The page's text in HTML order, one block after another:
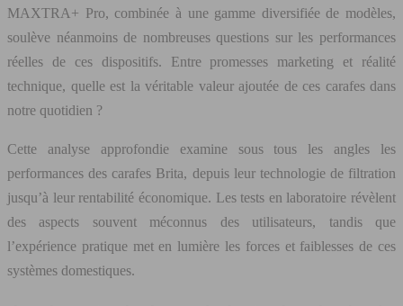
MAXTRA+ Pro, combinée à une gamme diversifiée de modèles,
soulève néanmoins de nombreuses questions sur les performances
réelles de ces dispositifs. Entre promesses marketing et réalité
technique, quelle est la véritable valeur ajoutée de ces carafes dans
notre quotidien ?
Cette analyse approfondie examine sous tous les angles les
performances des carafes Brita, depuis leur technologie de filtration
jusqu’à leur rentabilité économique. Les tests en laboratoire révèlent
des aspects souvent méconnus des utilisateurs, tandis que
l’expérience pratique met en lumière les forces et faiblesses de ces
systèmes domestiques.